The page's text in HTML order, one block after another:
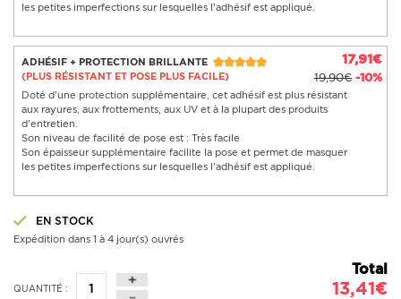
les petites imperfections sur lesquelles l'adhésif est appliqué.
ADHÉSIF + PROTECTION BRILLANTE
(PLUS RÉSISTANT ET POSE PLUS FACILE)
17,91€
19,90€ -10%
Doté d'une protection supplémentaire, cet adhésif est plus résistant
aux rayures, aux frottements, aux UV et à la plupart des produits
d'entretien.
Son niveau de facilité de pose est : Très facile
Son épaisseur supplémentaire facilite la pose et permet de masquer
les petites imperfections sur lesquelles l'adhésif est appliqué.
EN STOCK
Expédition dans 1 à 4 jour(s) ouvrés
QUANTITÉ :
Total
13,41€